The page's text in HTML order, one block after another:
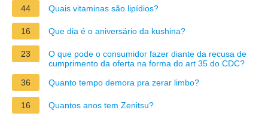
44 Quais vitaminas são lipídios?
16 Que dia é o aniversário da kushina?
23
O que pode o consumidor fazer diante da recusa de
cumprimento da oferta na forma do art 35 do CDC?
36
Quanto tempo demora pra zerar limbo?
16 Quantos anos tem Zenitsu?